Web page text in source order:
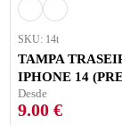
SKU: 14t
TAMPA
IPHONE 14
Desde
9.00 €